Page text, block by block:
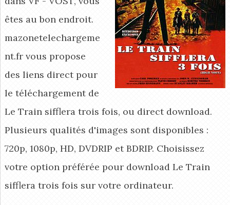
êtes au bon endroit.
mazonetelechargeme
nt.fr vous propose
des liens direct pour
le téléchargement de
Le Train sifflera trois fois, ou direct download.
Plusieurs qualités d'images sont disponibles :
720p, 1080p, HD, DVDRIP et BDRIP. Choisissez
votre option préférée pour download Le Train
sifflera trois fois sur votre ordinateur.